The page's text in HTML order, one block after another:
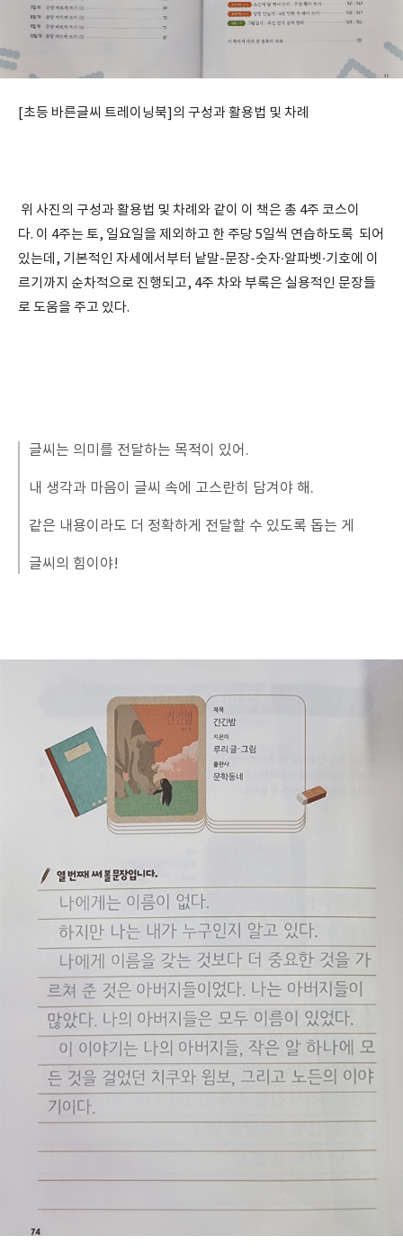
[초등 바른글씨 트레이닝북]의 구성과 활용법 및 차례
위 사진의 구성과 활용법 및 차례와 같이 이 책은 총 4주 코스이
다. 이 4주는 토, 일요일을 제외하고 한 주당 5일씩 연습하도록 되어
있는데, 기본적인 자세에서부터 낱말-문장-숫자·알파벳·기호에 이
르기까지 순차적으로 진행되고, 4주 차와 부록은 실용적인 문장들
로 도움을 주고 있다.
글씨는 의미를 전달하는 목적이 있어.
내 생각과 마음이 글씨 속에 고스란히 담겨야 해.
같은 내용이라도 더 정확하게 전달할 수 있도록 돕는 게
글씨의 힘이야!